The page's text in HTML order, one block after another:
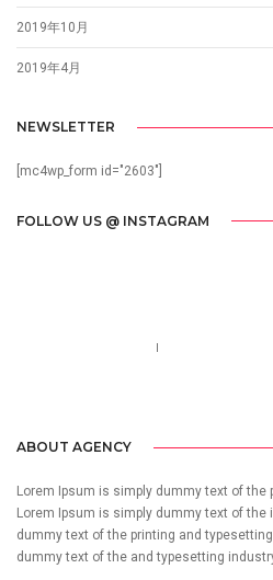
2019年10月
2019年4月
NEWSLETTER
[mc4wp_form id="2603"]
FOLLOW US @ INSTAGRAM
ABOUT AGENCY
Lorem Ipsum is simply dummy text of
Lorem Ipsum is simply dummy text of the
dummy text of the printing and
dummy text of the and typesetting